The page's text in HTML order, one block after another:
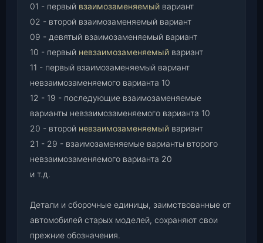
01 - первый взаимозаменяемый вариант
02 - второй взаимозаменяемый вариант
09 - девятый взаимозаменяемый вариант
10 - первый невзаимозаменяемый вариант
11 - первый взаимозаменяемый вариант
невзаимозаменяемого варианта 10
12 - 19 - последующие взаимозаменяемые
варианты невзаимозаменяемого варианта 10
20 - второй невзаимозаменяемый вариант
21 - 29 - взаимозаменяемые варианты второго
невзаимозаменяемого варианта 20
и т.д.
Детали и сборочные единицы, заимствованные от
автомобилей старых моделей, сохраняют свои
прежние обозначения.